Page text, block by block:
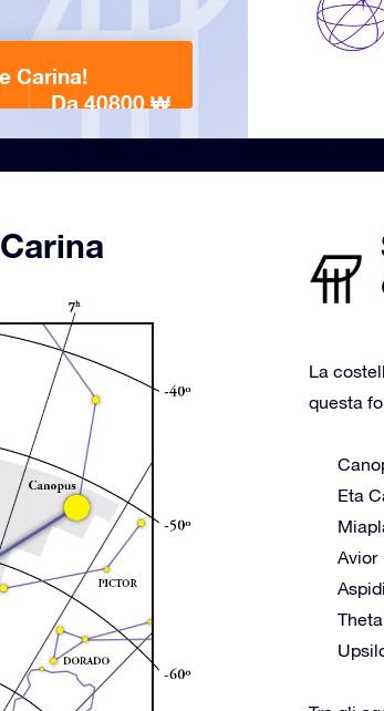
Carina!
Da 40800 ₩
La
questa
Eta
Avior